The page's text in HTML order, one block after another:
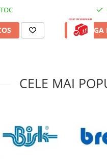
ADAUGA
CELE MAI